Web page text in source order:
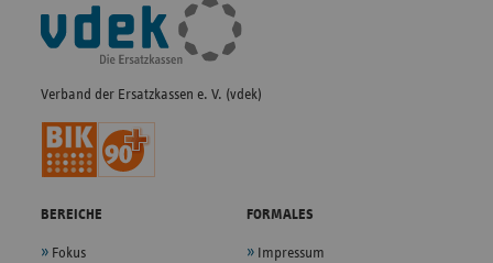
Fußleisten-
Navigation
Verband der Ersatzkassen e. V. (vdek)
BEREICHE
Fokus
FORMALES
Impressum